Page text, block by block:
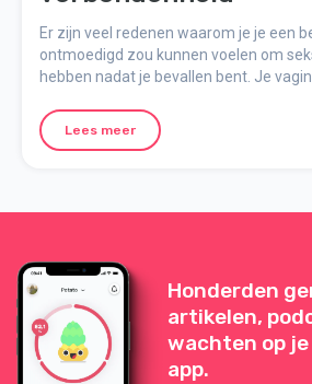
Er zijn veel redenen waarom je je een
ontmoedigd zou kunnen voelen om
hebben nadat je bevallen bent. Je
lekken, je bent vermoeid en je baby kan
moment wakker worden. Tegelijkertijd
een manier van samen zijn die goed
Lees meer
Honderden
artikelen,
wachten op
app.